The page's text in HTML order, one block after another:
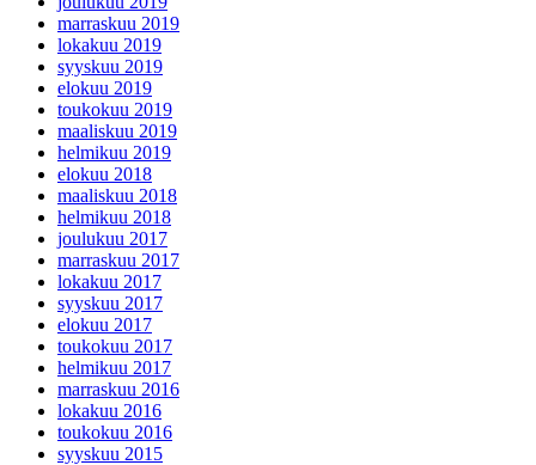
marraskuu 2019
lokakuu 2019
syyskuu 2019
elokuu 2019
toukokuu 2019
maaliskuu 2019
helmikuu 2019
elokuu 2018
maaliskuu 2018
helmikuu 2018
joulukuu 2017
marraskuu 2017
lokakuu 2017
syyskuu 2017
elokuu 2017
toukokuu 2017
helmikuu 2017
marraskuu 2016
lokakuu 2016
toukokuu 2016
syyskuu 2015